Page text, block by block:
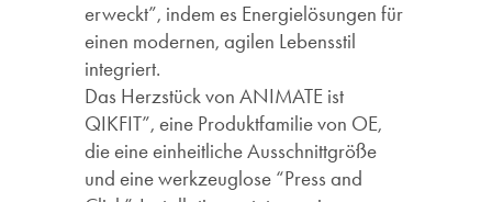
erweckt”, indem es Energielösungen für
einen modernen, agilen Lebensstil
integriert.
Das Herzstück von ANIMATE ist
QIKFIT”, eine Produktfamilie von OE,
die eine einheitliche Ausschnittgröße
und eine werkzeuglose “Press and